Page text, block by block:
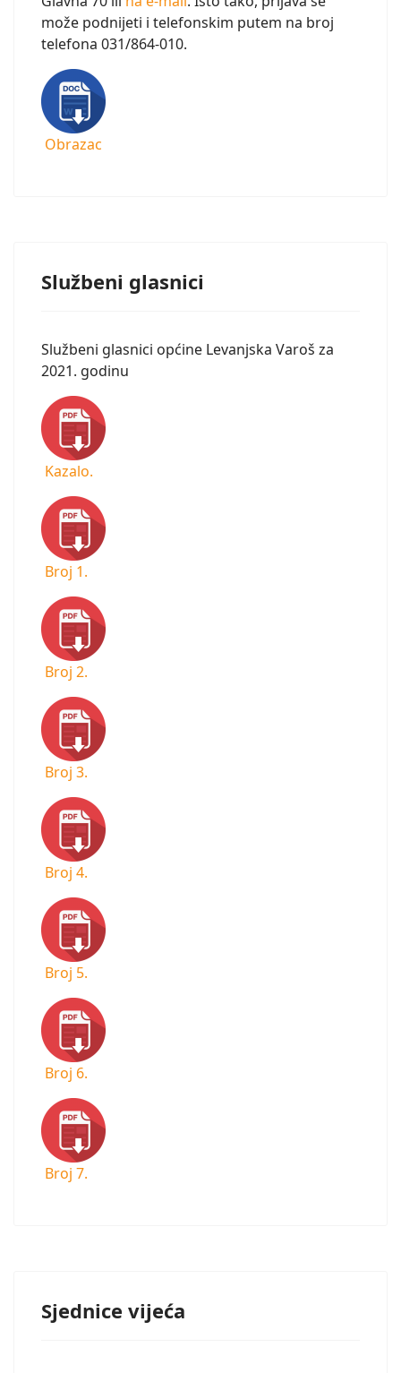
može podnijeti i telefonskim putem na broj
telefona 031/864-010.
Obrazac
Službeni glasnici
Službeni glasnici općine Levanjska Varoš za
2021. godinu
Kazalo.
Broj 1.
Broj 2.
Broj 3.
Broj 4.
Broj 5.
Broj 6.
Broj 7.
Sjednice vijeća